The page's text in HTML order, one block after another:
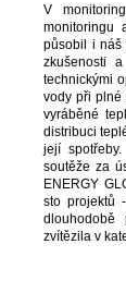
V
monitoringu
působil i náš
zkušenosti
technickými
vody při plné
vyráběné
distribuci
její
soutěže za
ENERGY
sto projektů
dlouhodobě
zvítězila v